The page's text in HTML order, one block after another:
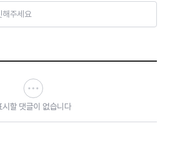
주세요
시할 댓글이 없습니다